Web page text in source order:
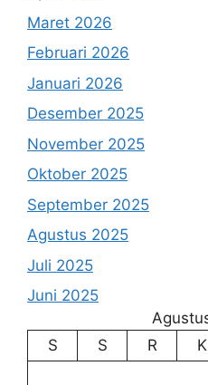
Maret 2026
Februari 2026
Januari 2026
Desember 2025
November 2025
Oktober 2025
September 2025
Agustus 2025
Juli 2025
Juni 2025
S
S R K